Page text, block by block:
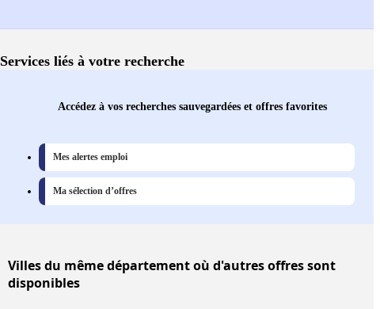
Services liés à votre recherche
Accédez à vos recherches sauvegardées et offres favorites
Mes alertes emploi
Ma sélection d’offres
Villesdu même département où d'autres offres sont
disponibles